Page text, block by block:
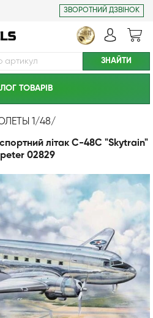
ЗВОРОТНИЙ ДЗВІНОК
ТОВАРIВ
1/48/
літак C-48C "Skytrain"
02829